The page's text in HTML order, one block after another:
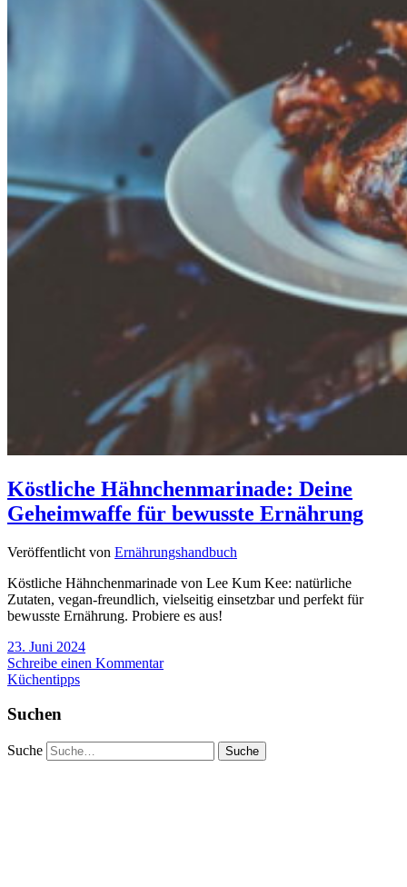
Köstliche Hähnchenmarinade: Deine
Geheimwaffe für bewusste Ernährung
Veröffentlicht von Ernährungshandbuch
Köstliche Hähnchenmarinade von Lee Kum Kee: natürliche
Zutaten, vegan-freundlich, vielseitig einsetzbar und perfekt für
bewusste Ernährung. Probiere es aus!
23. Juni 2024
Schreibe einen Kommentar
Küchentipps
Suchen
Suche